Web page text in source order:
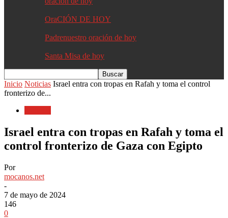
OraCIÓN DE HOY
Padrenuestro oración de hoy
Santa Misa de hoy
Inicio Noticias Israel entra con tropas en Rafah y toma el control
fronterizo de...
Israel entra con tropas en Rafah y toma el
control fronterizo de Gaza con Egipto
Por
mocanos.net
-
7 de mayo de 2024
146
0